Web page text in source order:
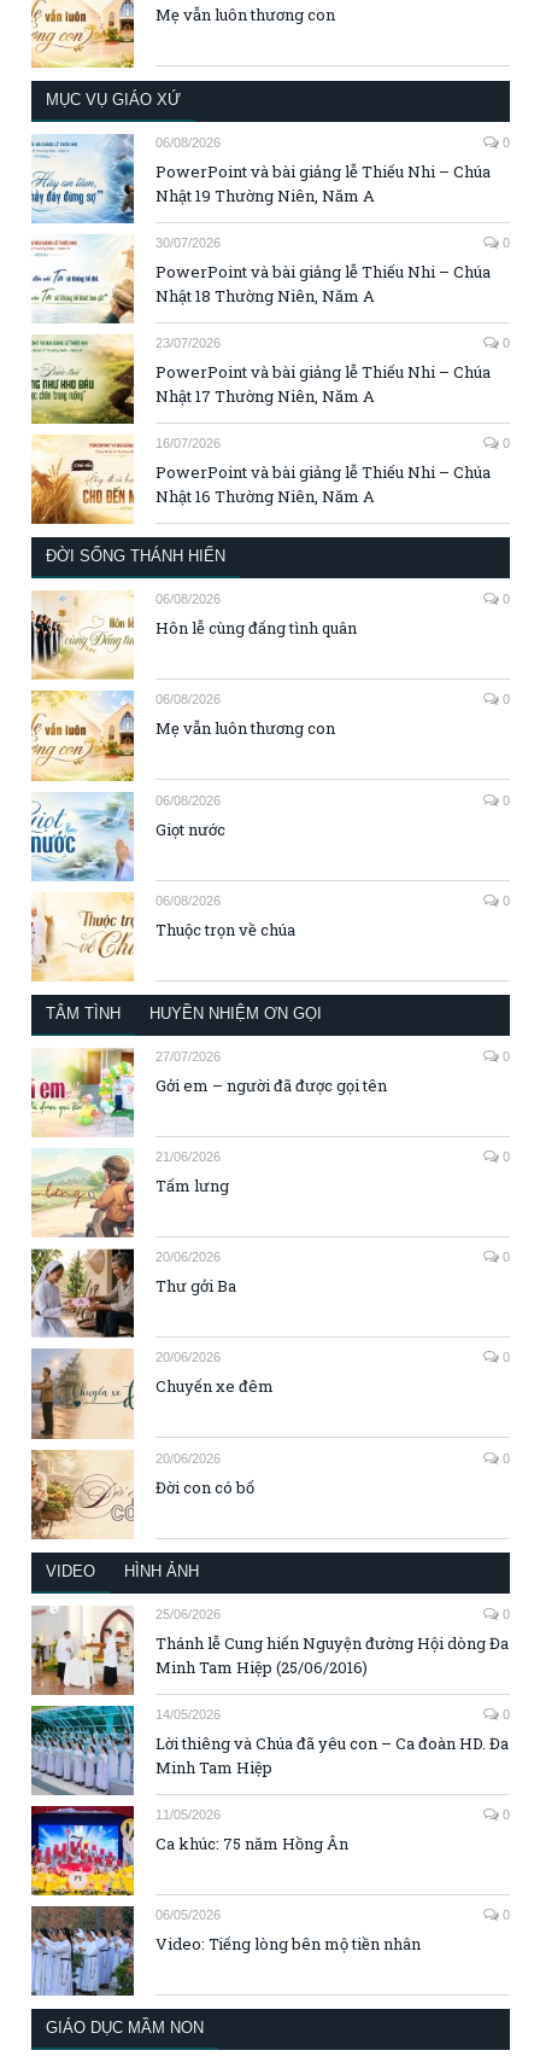
Mẹ vẫn luôn thương con
MỤC VỤ GIÁO XỨ
06/08/2026 0
PowerPoint và bài giảng lễ Thiếu Nhi – Chúa
Nhật 19 Thường Niên, Năm A
30/07/2026 0
PowerPoint và bài giảng lễ Thiếu Nhi – Chúa
Nhật 18 Thường Niên, Năm A
23/07/2026 0
PowerPoint và bài giảng lễ Thiếu Nhi – Chúa
Nhật 17 Thường Niên, Năm A
16/07/2026 0
PowerPoint và bài giảng lễ Thiếu Nhi – Chúa
Nhật 16 Thường Niên, Năm A
ĐỜI SỐNG THÁNH HIẾN
06/08/2026 0
Hôn lễ cùng đấng tình quân
06/08/2026 0
Mẹ vẫn luôn thương con
06/08/2026 0
Giọt nước
06/08/2026 0
Thuộc trọn về chúa
TÂM TÌNH HUYỀN NHIỆM ƠN GỌI
27/07/2026 0
Gởi em – người đã được gọi tên
21/06/2026 0
Tấm lưng
20/06/2026 0
Thư gởi Ba
20/06/2026 0
Chuyến xe đêm
20/06/2026 0
Đời con có bố
VIDEO HÌNH ẢNH
25/06/2026 0
Thánh lễ Cung hiến Nguyện đường Hội dòng Đa
Minh Tam Hiệp (25/06/2016)
14/05/2026 0
Lời thiêng và Chúa đã yêu con – Ca đoàn HD. Đa
Minh Tam Hiệp
11/05/2026 0
Ca khúc: 75 năm Hồng Ân
06/05/2026 0
Video: Tiếng lòng bên mộ tiền nhân
GIÁO DỤC MẦM NON